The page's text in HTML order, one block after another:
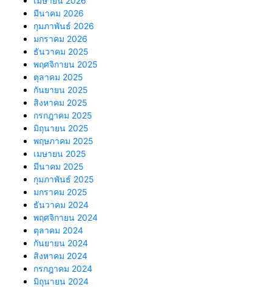
มีนาคม 2026
กุมภาพันธ์ 2026
มกราคม 2026
ธันวาคม 2025
พฤศจิกายน 2025
ตุลาคม 2025
กันยายน 2025
สิงหาคม 2025
กรกฎาคม 2025
มิถุนายน 2025
พฤษภาคม 2025
เมษายน 2025
มีนาคม 2025
กุมภาพันธ์ 2025
มกราคม 2025
ธันวาคม 2024
พฤศจิกายน 2024
ตุลาคม 2024
กันยายน 2024
สิงหาคม 2024
กรกฎาคม 2024
มิถุนายน 2024